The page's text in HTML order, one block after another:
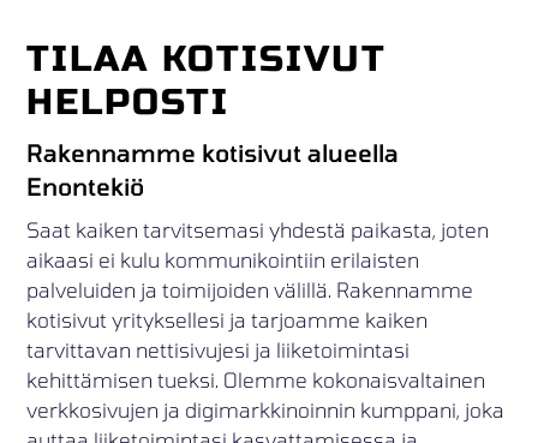
TILAA KOTISIVUT
HELPOSTI
Rakennamme kotisivut alueella
Enontekiö
Saat kaiken tarvitsemasi yhdestä paikasta, joten
aikaasi ei kulu kommunikointiin erilaisten
palveluiden ja toimijoiden välillä. Rakennamme
kotisivut yrityksellesi ja tarjoamme kaiken
tarvittavan nettisivujesi ja liiketoimintasi
kehittämisen tueksi. Olemme kokonaisvaltainen
verkkosivujen ja digimarkkinoinnin kumppani, joka